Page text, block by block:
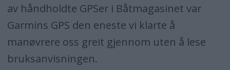
av håndholdte GPSer i Båtmagasinet var
Garmins GPS den eneste vi klarte å
manøvrere oss greit gjennom uten å lese
bruksanvisningen.